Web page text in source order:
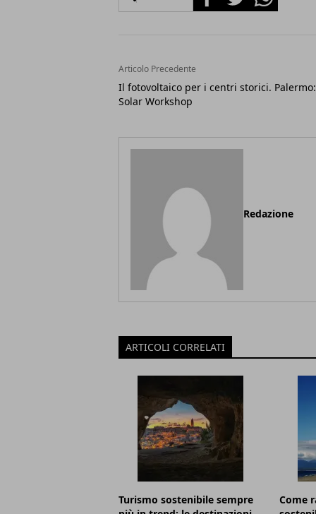
Articolo Precedente
Il fotovoltaico per i centri storici. Palermo:
Solar Workshop
Redazione
ARTICOLI CORRELATI
Turismo sostenibile sempre
Come